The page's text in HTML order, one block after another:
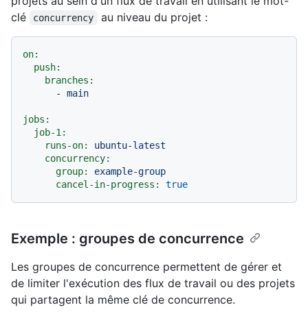
clé
concurrency au niveau du projet :
on:
push:
branches:
-
main
jobs:
job-1:
runs-on:
ubuntu-latest
concurrency:
group:
example-group
cancel-in-progress:
true
Exemple : groupes de concurrence
Les groupes de concurrence permettent de gérer et
de limiter l'exécution des flux de travail ou des projets
qui partagent la même clé de concurrence.